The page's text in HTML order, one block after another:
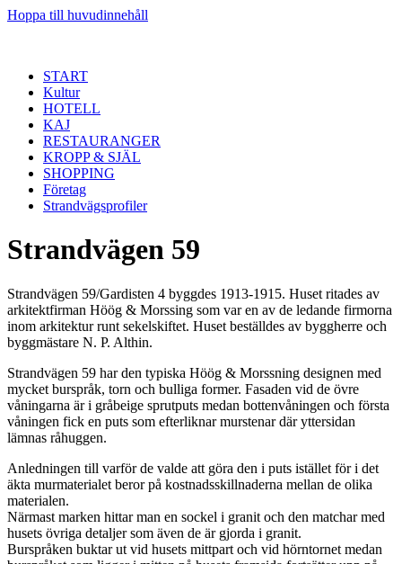
Hoppa till huvudinnehåll
START
Kultur
HOTELL
KAJ
RESTAURANGER
KROPP & SJÄL
SHOPPING
Företag
Strandvägsprofiler
Strandvägen 59
Strandvägen 59/Gardisten 4 byggdes 1913-1915. Huset ritades av
arkitektfirman Höög & Morssing som var en av de ledande firmorna
inom arkitektur runt sekelskiftet. Huset beställdes av byggherre och
byggmästare N. P. Althin.
Strandvägen 59 har den typiska Höög & Morssning designen med
mycket burspråk, torn och bulliga former. Fasaden vid de övre
våningarna är i gråbeige sprutputs medan bottenvåningen och första
våningen fick en puts som efterliknar murstenar där yttersidan
lämnas råhuggen.
Anledningen till varför de valde att göra den i puts istället för i det
äkta murmaterialet beror på kostnadsskillnaderna mellan de olika
materialen.
Närmast marken hittar man en sockel i granit och den matchar med
husets övriga detaljer som även de är gjorda i granit.
Burspråken buktar ut vid husets mittpart och vid hörntornet medan